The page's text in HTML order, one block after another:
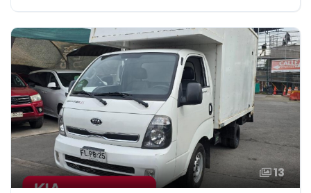
13